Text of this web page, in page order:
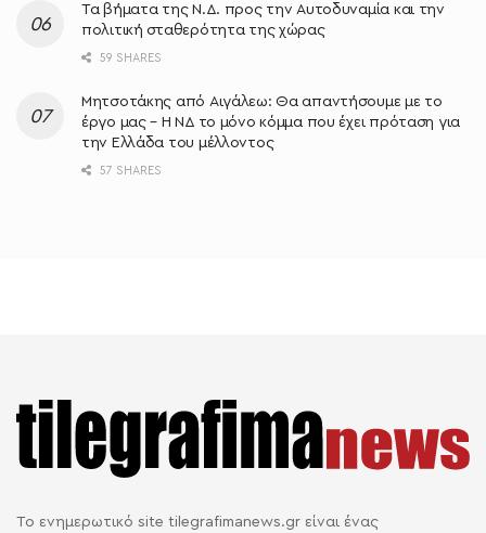
Τα βήματα της Ν.Δ. προς την Αυτοδυναμία και την
πολιτική σταθερότητα της χώρας
59 SHARES
Μητσοτάκης από Αιγάλεω: Θα απαντήσουμε με το
έργο μας – Η ΝΔ το μόνο κόμμα που έχει πρόταση για
την Ελλάδα του μέλλοντος
57 SHARES
Το ενημερωτικό site tilegrafimanews.gr είναι ένας